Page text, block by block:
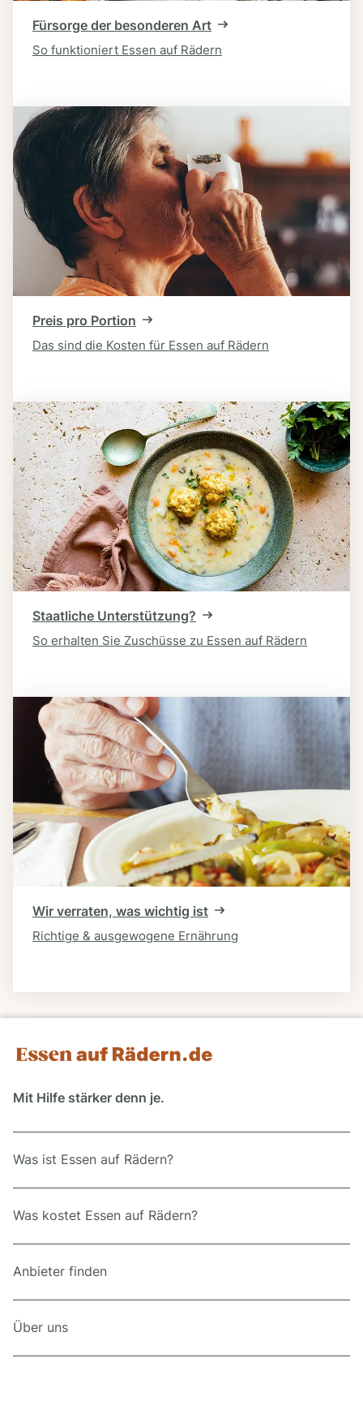
Fürsorge der besonderen Art
So funktioniert Essen auf Rädern
Preis pro Portion
Das sind die Kosten für Essen auf Rädern
Staatliche Unterstützung?
So erhalten Sie Zuschüsse zu Essen auf Rädern
Wir verraten, was wichtig ist
Richtige & ausgewogene Ernährung
Mit Hilfe stärker denn je.
Was ist Essen auf Rädern?
Was kostet Essen auf Rädern?
Anbieter finden
Über uns